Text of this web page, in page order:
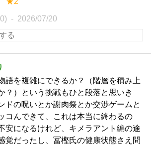
2026/07/20
語を複雑にできるか？（階層を積み上
？）という挑戦もひと段落と思いき
ドの呪いとか謝肉祭とか交渉ゲームと
コんできて、これは本当に終わるの
安になるけれど、キメラアント編の途
覚だったし、冨樫氏の健康状態さえ問